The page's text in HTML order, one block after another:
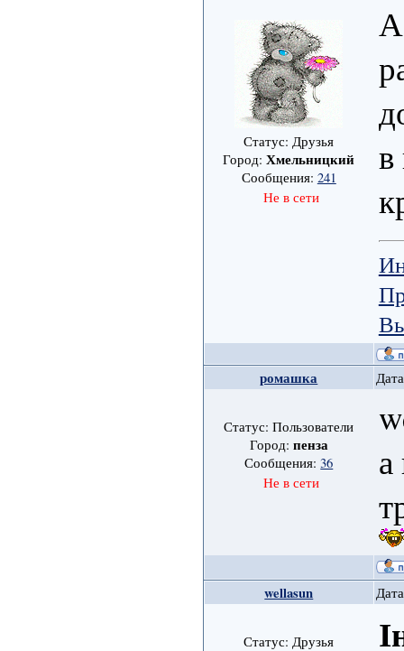
Статус: Друзья
Город:Хмельницкий
Сообщения: 241
Не в сети
А
в
ромашка
Статус: Пользователи
Город: пенза
Сообщения:36
Не в сети
wellasun
Статус: Друзья